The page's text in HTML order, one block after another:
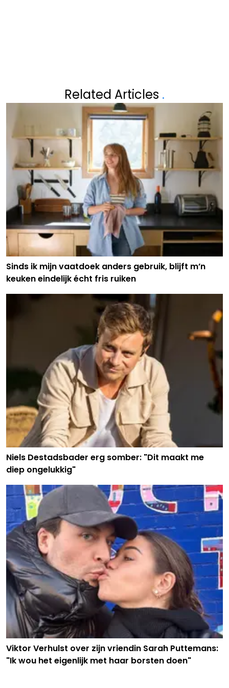
Related Articles .
Sinds ik mijn vaatdoek anders gebruik, blijft m’n
keuken eindelijk écht fris ruiken
Niels Destadsbader erg somber: "Dit maakt me
diep ongelukkig"
Viktor Verhulst over zijn vriendin Sarah Puttemans:
"Ik wou het eigenlijk met haar borsten doen"